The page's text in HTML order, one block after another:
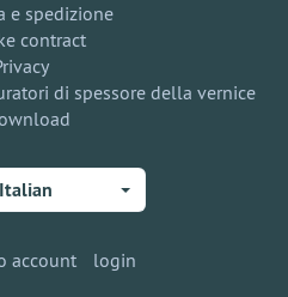
e spedizione
contract
di spessore della vernice
Italian
account login